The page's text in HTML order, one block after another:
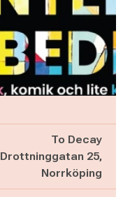
To Decay
Drottninggatan 25,
Norrköping